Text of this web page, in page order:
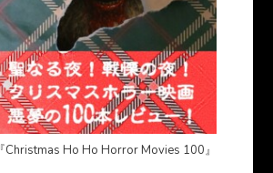
『Christmas Ho Ho Horror Movies 100』